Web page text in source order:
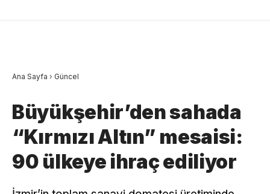
Ana Sayfa › Güncel
Büyükşehir’den sahada
“Kırmızı Altın” mesaisi:
90 ülkeye ihraç ediliyor